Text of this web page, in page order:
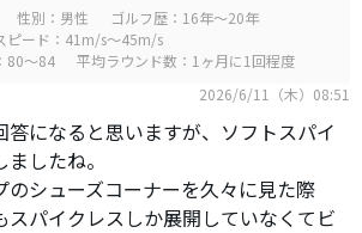
性別：男性
ゴルフ歴：16年～20年
ピード：41m/s～45m/s
80～84
平均ラウンド数：1ヶ月に1回程度
2026/6/11（木）08:51
になると思いますが、ソフトスパイ
したね。
のシューズコーナーを久々に見た際
スパイクレスしか展開していなくてビ